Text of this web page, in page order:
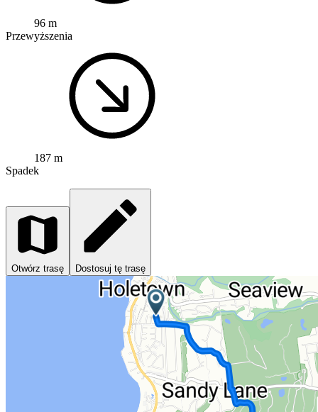
96 m
Przewyższenia
187 m
Spadek
Otwórz trasę Dostosuj tę trasę